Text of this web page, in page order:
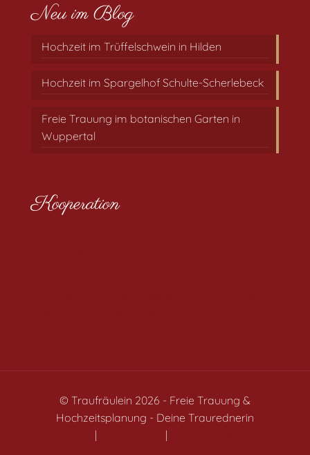
Neu im Blog
Hochzeit im Trüffelschwein in Hilden
Hochzeit im Spargelhof Schulte-Scherlebeck
Freie Trauung im botanischen Garten in
Wuppertal
Kooperation
© Traufräulein 2026 - Freie Trauung &
Hochzeitsplanung - Deine Traurednerin
| |